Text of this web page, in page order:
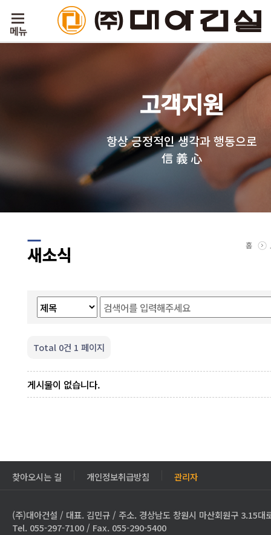
고객지원
항상 긍정적인 생각과 행동으로
信 義 心
새소식 홈
Total 0건 1 페이지
게시물이 없습니다.
찾아오시는 길 개인정보취급방침 관리자
(주)대아건설 / 대표. 김민규 / 주소. 경상남도 창원시 마산회원구 3.15대
Tel. 055-297-7100 / Fax. 055-290-5400